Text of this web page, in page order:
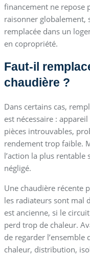
financement ne repose
raisonner globalement,
remplacée dans un
en copropriété.
Faut-il
chaudière ?
Dans certains cas,
est nécessaire :
pièces introuvables,
rendement trop faible.
l’action la plus rentable
négligé.
Une chaudière récente
les radiateurs sont mal
est ancienne, si le
perd trop de chaleur.
de regarder
chaleur, distribution,